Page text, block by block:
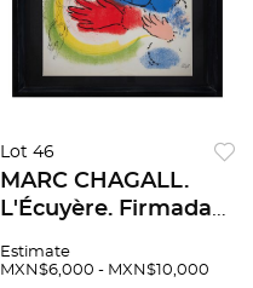
Lot 46
MARC CHAGALL.
L'Écuyère. Firmada
Litografía sin
Estimate
MXN$6,000 - MXN$10,000